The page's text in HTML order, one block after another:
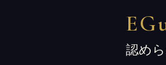
認め